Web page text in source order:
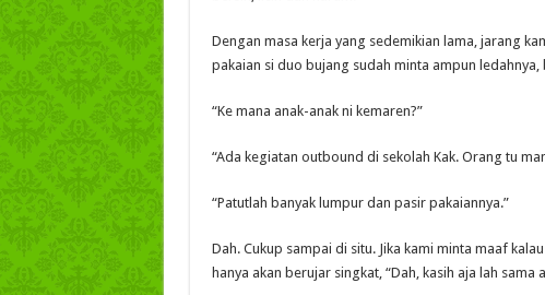
Dengan masa kerja yang sedemikian lama, jarang
pakaian si duo bujang sudah minta ampun
“Ke mana anak-anak ni kemaren?”
“Ada kegiatan outbound di sekolah Kak. Orang tu
“Patutlah banyak lumpur dan pasir pakaiannya.”
Dah. Cukup sampai di situ. Jika kami minta maaf
hanya akan berujar singkat, “Dah, kasih aja lah sama